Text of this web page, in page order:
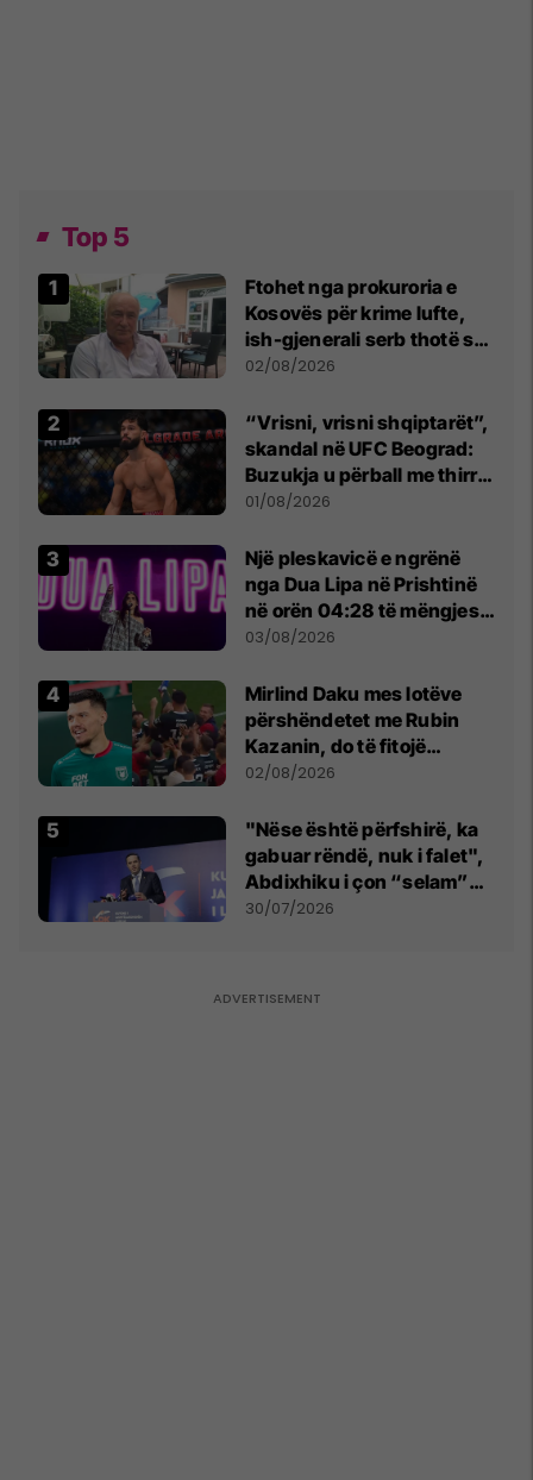
Top 5
Ftohet nga prokuroria e
Kosovës për krime lufte,
ish-gjenerali serb thotë se
dikush e tradhtoi në
02/08/2026
“Vrisni, vrisni shqiptarët”,
skandal në UFC Beograd:
Buzukja u përball me thirrje
anti-shqiptare nga
01/08/2026
Një pleskavicë e ngrënë
nga Dua Lipa në Prishtinë
në orën 04:28 të mëngjesit
- dhe bota digjitale serbe
03/08/2026
Mirlind Daku mes lotëve
përshëndetet me Rubin
Kazanin, do të fitojë
miliona te Spartak Moska
02/08/2026
"Nëse është përfshirë, ka
gabuar rëndë, nuk i falet",
Abdixhiku i çon “selam”
Përparim Ramës
30/07/2026